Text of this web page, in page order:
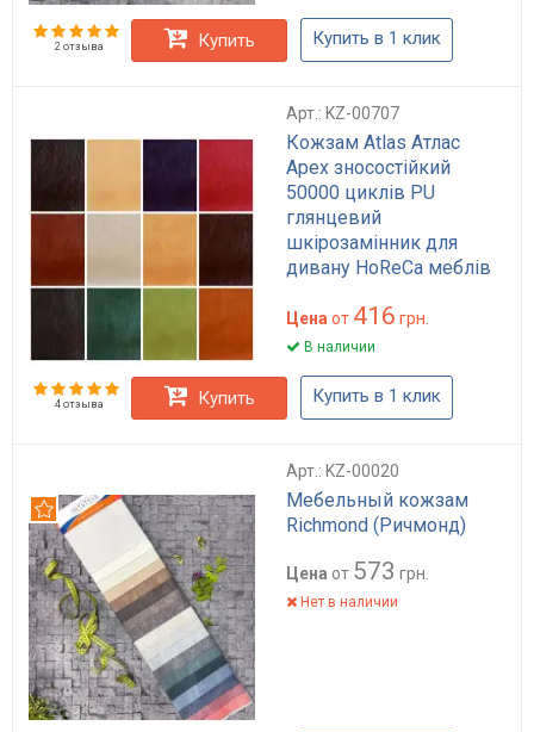
2 отзыва Купить Купить в 1 клик
Арт.: KZ-00707
Кожзам Atlas Атлас
Apex зносостійкий
50000 циклів PU
глянцевий
шкірозамінник для
дивану HoReCa меблів
Цена от 416 грн.
В наличии
4 отзыва Купить Купить в 1 клик
Арт.: KZ-00020
Мебельный кожзам
Richmond (Ричмонд)
Рекомендуем
Цена от 573 грн.
Нет в наличии